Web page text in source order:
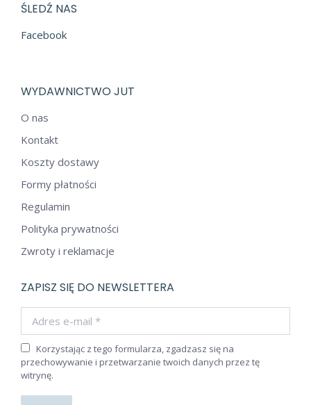
ŚLEDŹ NAS
Facebook
WYDAWNICTWO JUT
O nas
Kontakt
Koszty dostawy
Formy płatności
Regulamin
Polityka prywatności
Zwroty i reklamacje
ZAPISZ SIĘ DO NEWSLETTERA
Korzystając z tego formularza, zgadzasz się na
przechowywanie i przetwarzanie twoich danych przez tę
witrynę.